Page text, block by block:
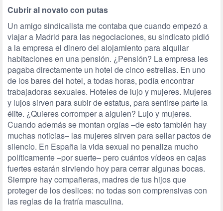
Cubrir al novato con putas
Un amigo sindicalista me contaba que cuando empezó a
viajar a Madrid para las negociaciones, su sindicato pidió
a la empresa el dinero del alojamiento para alquilar
habitaciones en una pensión. ¿Pensión? La empresa les
pagaba directamente un hotel de cinco estrellas. En uno
de los bares del hotel, a todas horas, podía encontrar
trabajadoras sexuales. Hoteles de lujo y mujeres. Mujeres
y lujos sirven para subir de estatus, para sentirse parte la
élite. ¿Quieres corromper a alguien? Lujo y mujeres.
Cuando además se montan orgías –de esto también hay
muchas noticias– las mujeres sirven para sellar pactos de
silencio. En España la vida sexual no penaliza mucho
políticamente –por suerte– pero cuántos vídeos en cajas
fuertes estarán sirviendo hoy para cerrar algunas bocas.
Siempre hay compañeras, madres de tus hijos que
proteger de los deslices: no todas son comprensivas con
las reglas de la fratría masculina.